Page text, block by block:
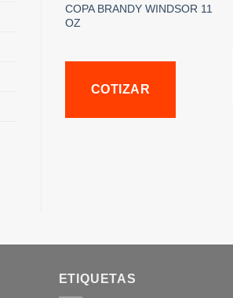
COPA BRANDY WINDSOR 11
OZ
COTIZAR
ETIQUETAS